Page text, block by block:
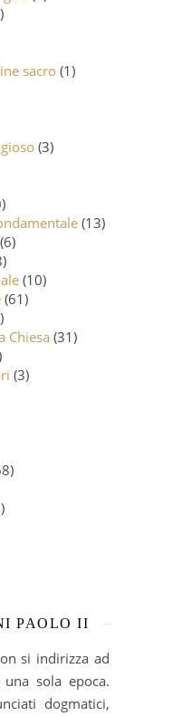
sacro (1)
(3)
(13)
(6)
(10)
(61)
Chiesa (31)
(3)
PAOLO II
sola epoca.
dogmatici,